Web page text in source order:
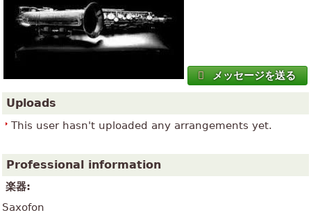
メッセージを送る
Uploads
This user hasn't uploaded any arrangements yet.
Professional information
楽器:
Saxofon